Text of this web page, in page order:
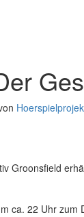
Groonsfield
ca. 22 Uhr